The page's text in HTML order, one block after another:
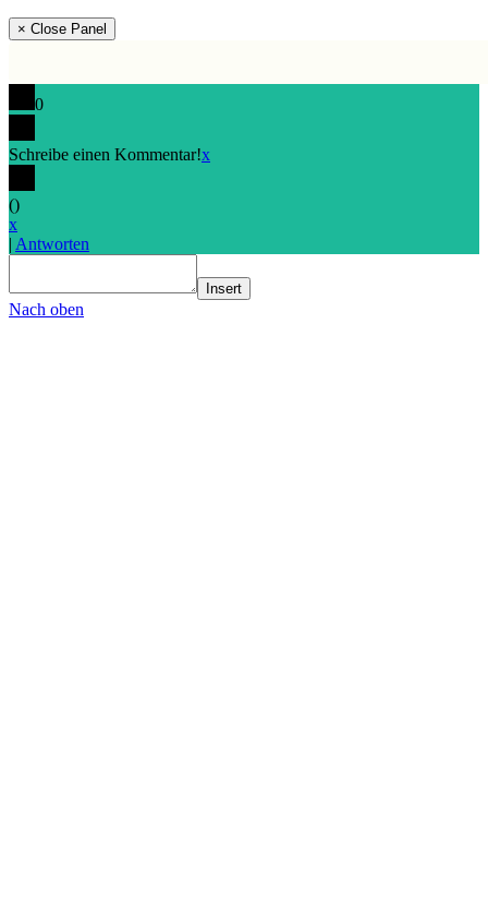
× Close Panel
0
Schreibe einen Kommentar!x
()
x
| Antworten
Insert
Nach oben